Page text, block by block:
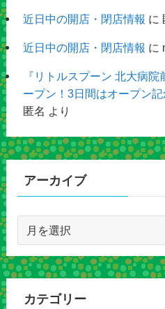
近日中の開店・閉店情報 に
近日中の開店・閉店情報 に
『リトルスプーン 北大病
ープン！3日間はオープン
匿名 より
アーカイブ
カ
イ
カテゴリー